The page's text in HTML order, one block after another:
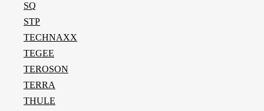
SQ
STP
TECHNAXX
TEGEE
TEROSON
TERRA
THULE